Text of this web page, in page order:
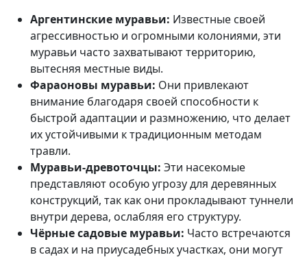
Аргентинские муравьи: Известные своей
агрессивностью и огромными колониями, эти
муравьи часто захватывают территорию,
вытесняя местные виды.
Фараоновы муравьи: Они привлекают
внимание благодаря своей способности к
быстрой адаптации и размножению, что делает
их устойчивыми к традиционным методам
травли.
Муравьи-древоточцы: Эти насекомые
представляют особую угрозу для деревянных
конструкций, так как они прокладывают туннели
внутри дерева, ослабляя его структуру.
Чёрные садовые муравьи: Часто встречаются
в садах и на приусадебных участках, они могут